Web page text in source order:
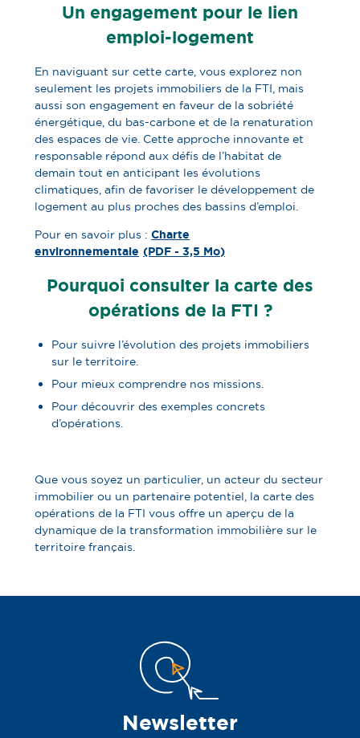
Un engagement pour le lien
emploi-logement
En naviguant sur cette carte, vous explorez non
seulement les projets immobiliers de la FTI, mais
aussi son engagement en faveur de la sobriété
énergétique, du bas-carbone et de la renaturation
des espaces de vie. Cette approche innovante et
responsable répond aux défis de l’habitat de
demain tout en anticipant les évolutions
climatiques, afin de favoriser le développement de
logement au plus proches des bassins d’emploi.
Pour en savoir plus :Charte
environnementale (PDF - 3,5 Mo)
Pourquoi consulter la carte des
opérations de la FTI ?
Pour suivre l’évolution des projets immobiliers
sur le territoire.
Pour mieux comprendre nos missions.
Pour découvrir des exemples concrets
d’opérations.
Que vous soyez un particulier, un acteur du secteur
immobilier ou un partenaire potentiel, la carte des
opérations de la FTI vous offre un aperçu de la
dynamique de la transformation immobilière sur le
territoire français.
Newsletter